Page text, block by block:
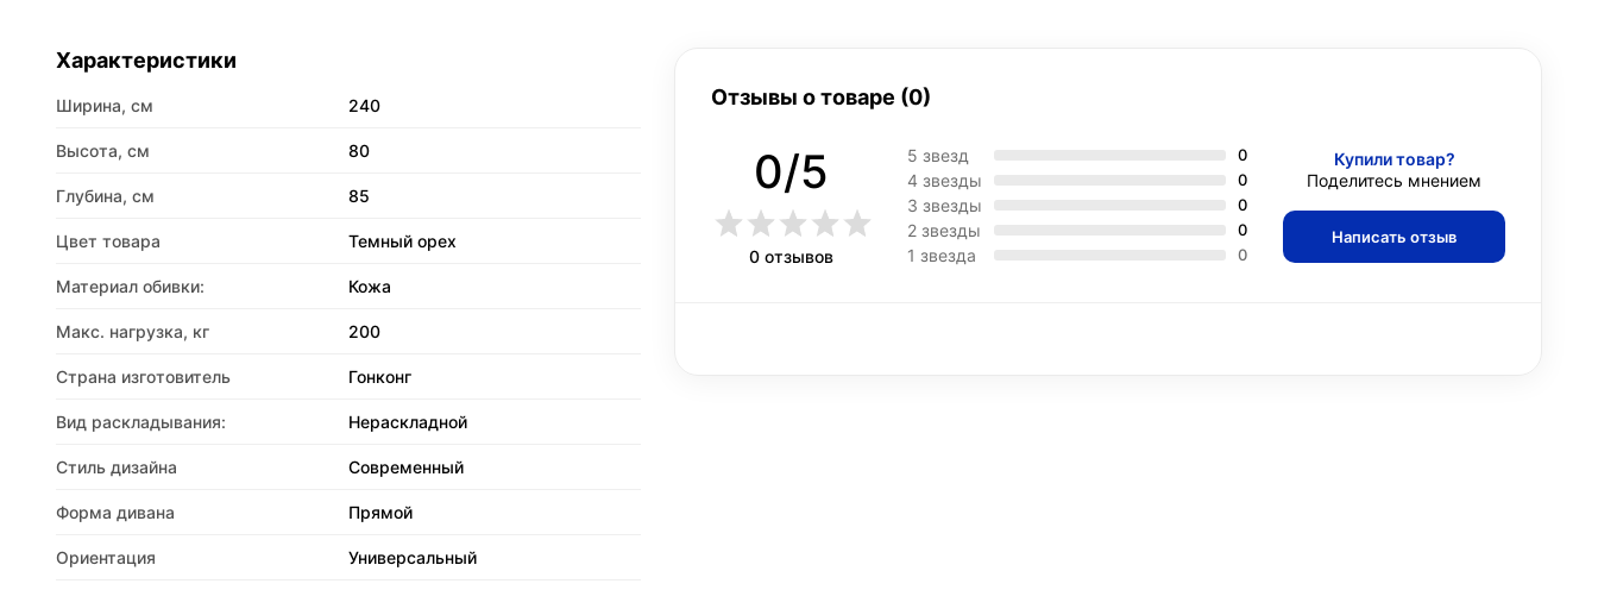
Характеристики
Ширина, см 240
Высота, см 80
Глубина, см 85
Цвет товара Темный орех
Материал обивки: Кожа
Макс. нагрузка, кг 200
Страна изготовитель Гонконг
Вид раскладывания: Нераскладной
Стиль дизайна Современный
Форма дивана Прямой
Ориентация Универсальный
Отзывы о товаре (0)
0/5
0 отзывов
5 звезд 0
4 звезды 0
3 звезды 0
2 звезды 0
1 звезда 0
Купили товар?
Поделитесь мнением
Написать отзыв